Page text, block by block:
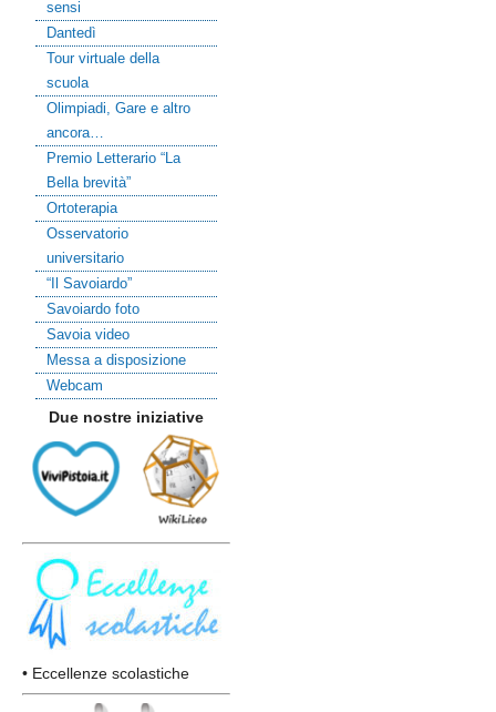
sensi
Dantedì
Tour virtuale della
scuola
Olimpiadi, Gare e altro
ancora…
Premio Letterario “La
Bella brevità”
Ortoterapia
Osservatorio
universitario
“Il Savoiardo”
Savoiardo foto
Savoia video
Messa a disposizione
Webcam
Due nostre iniziative
• Eccellenze scolastiche